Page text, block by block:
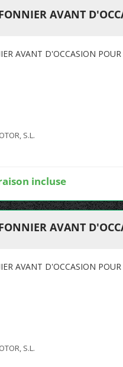
AVANT
AVANT D'OCCASION
S.L.
incluse
AVANT
AVANT D'OCCASION
S.L.